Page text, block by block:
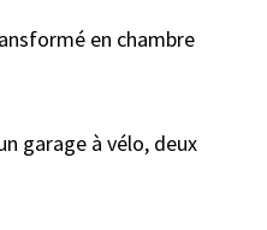
en chambre
garage à vélo, deux